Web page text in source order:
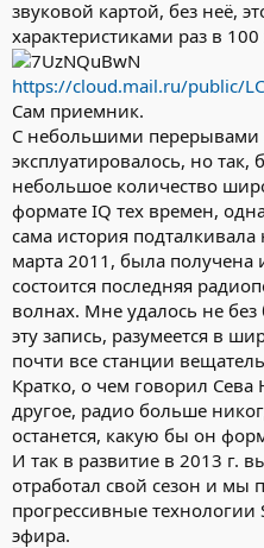
звуковой картой, без неё,
характеристиками раз в 100
https://cloud.mail.ru/public/
Сам приемник.
С небольшими перерывами
эксплуатировалось, но так,
небольшое количество
формате IQ тех времен,
сама история
марта 2011, была получена
состоится последняя
волнах. Мне удалось не
эту запись, разумеется в
почти все станции
Кратко, о чем говорил Сева
другое, радио больше
останется, какую бы он
И так в развитие в 2013 г.
отработал свой сезон и
прогрессивные технологии
эфира.